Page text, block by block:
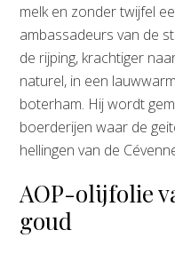
melk en zonder twijfel
ambassadeurs van de
de rijping, krachtiger
naturel, in een
boterham. Hij wordt
boerderijen waar de
hellingen van de
AOP-olijfolie
goud